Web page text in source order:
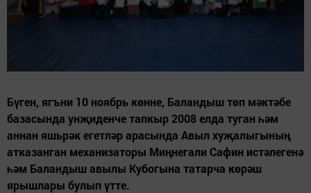
Бүген, ягъни 10 ноябрь көнне, Баландыш төп мәктәбе
базасында унҗиденче тапкыр 2008 елда туган һәм
аннан яшьрәк егетләр арасында Авыл хуҗалыгының
атказанган механизаторы Миңнегали Сафин истәлегенә
һәм Баландыш авылы Кубогына татарча көрәш
ярышлары булып үтте.